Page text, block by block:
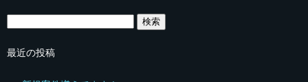
最近の投稿